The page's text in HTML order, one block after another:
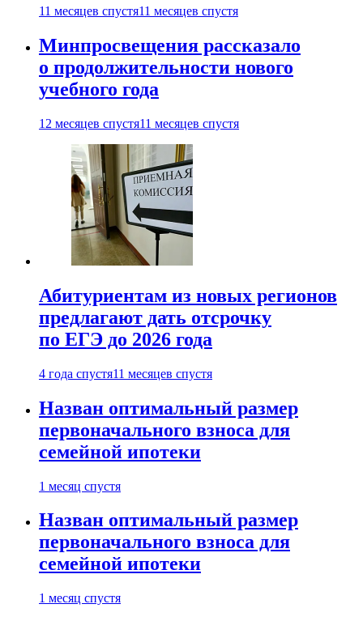
11 месяцев спустя11 месяцев спустя
Минпросвещения рассказало
о продолжительности нового
учебного года
12 месяцев спустя11 месяцев спустя
Абитуриентам из новых регионов
предлагают дать отсрочку
по ЕГЭ до 2026 года
4 года спустя11 месяцев спустя
Назван оптимальный размер
первоначального взноса для
семейной ипотеки
1 месяц спустя
Назван оптимальный размер
первоначального взноса для
семейной ипотеки
1 месяц спустя